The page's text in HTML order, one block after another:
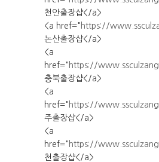
천안출장샵</a>
<a href=" https://
논산출장샵</a>
<a
href=" https://
충북출장샵</a>
<a
href=" https://
주출장샵</a>
<a
href=" https://
천출장샵</a>